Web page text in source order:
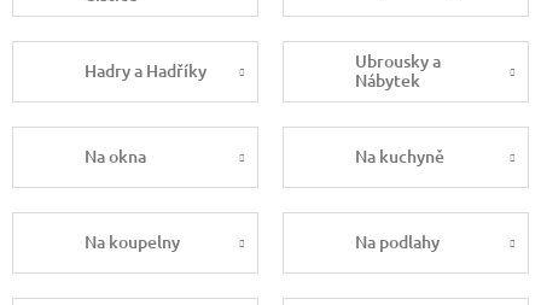
Hadry a Hadříky
Ubrousky a
Nábytek
Na okna Na kuchyně
Na koupelny Na podlahy